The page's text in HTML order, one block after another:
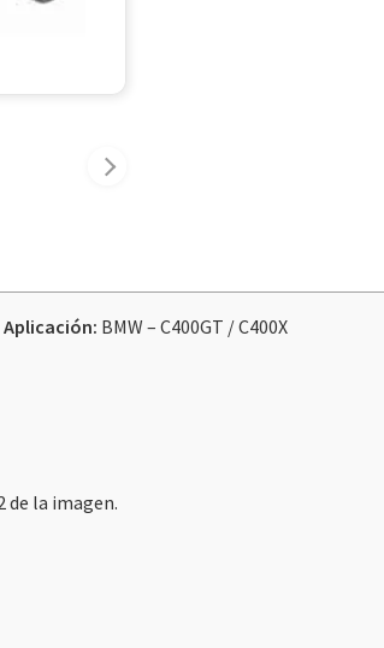
Aplicación: BMW – C400GT / C400X
de la imagen.